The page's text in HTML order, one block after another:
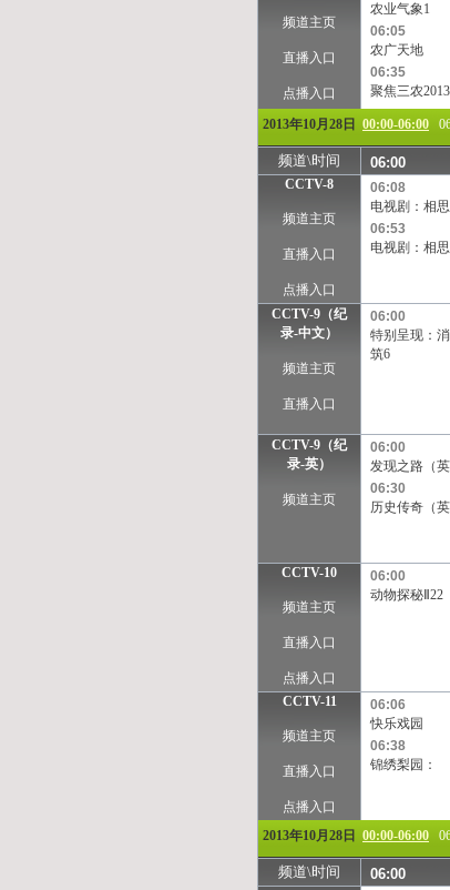
频道主页
直播入口
点播入口
农业气象1
06:05
农广天地
06:35
聚焦三农
2013年10月28日 00:00-06:00
频道\时间 06:00
CCTV-8
频道主页
直播入口
点播入口
06:08
电视剧：相
06:53
电视剧：相
CCTV-9（纪
录-中文）
频道主页
直播入口
06:00
特别呈现：
筑6
CCTV-9（纪
录-英）
频道主页
06:00
发现之路（英
06:30
历史传奇（英
CCTV-10
频道主页
直播入口
点播入口
06:00
动物探秘Ⅱ22
CCTV-11
频道主页
直播入口
点播入口
06:06
快乐戏园
06:38
锦绣梨园：
2013年10月28日 00:00-06:00
频道\时间 06:00